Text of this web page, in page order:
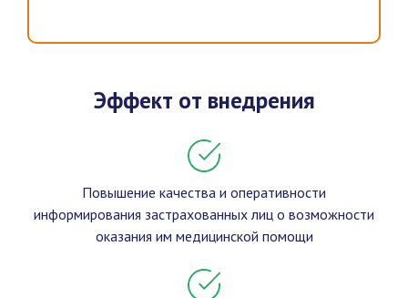
Эффект от внедрения
Повышение качества и оперативности
информирования застрахованных лиц о возможности
оказания им медицинской помощи